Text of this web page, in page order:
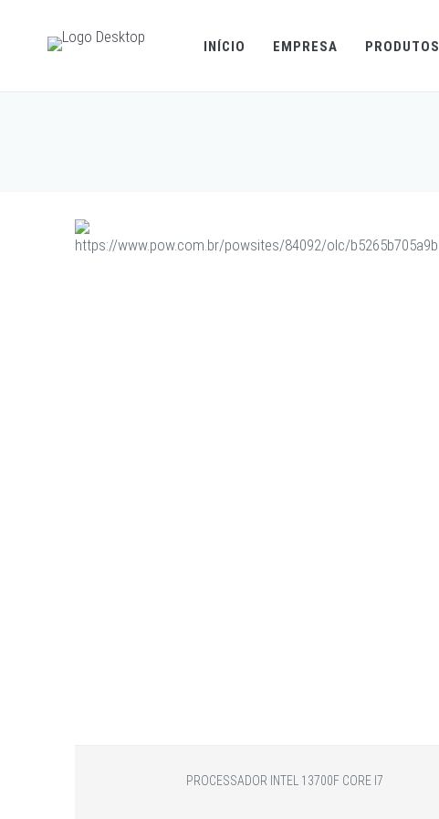
INÍCIO EMPRESA PRODUTOS
PROCESSADOR INTEL 13700F CORE I7